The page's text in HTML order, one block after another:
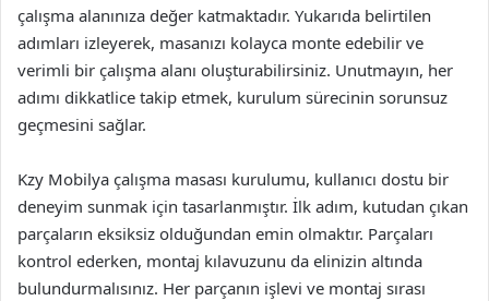
çalışma alanınıza değer katmaktadır. Yukarıda belirtilen
adımları izleyerek, masanızı kolayca monte edebilir ve
verimli bir çalışma alanı oluşturabilirsiniz. Unutmayın, her
adımı dikkatlice takip etmek, kurulum sürecinin sorunsuz
geçmesini sağlar.
Kzy Mobilya çalışma masası kurulumu, kullanıcı dostu bir
deneyim sunmak için tasarlanmıştır. İlk adım, kutudan çıkan
parçaların eksiksiz olduğundan emin olmaktır. Parçaları
kontrol ederken, montaj kılavuzunu da elinizin altında
bulundurmalısınız. Her parçanın işlevi ve montaj sırası